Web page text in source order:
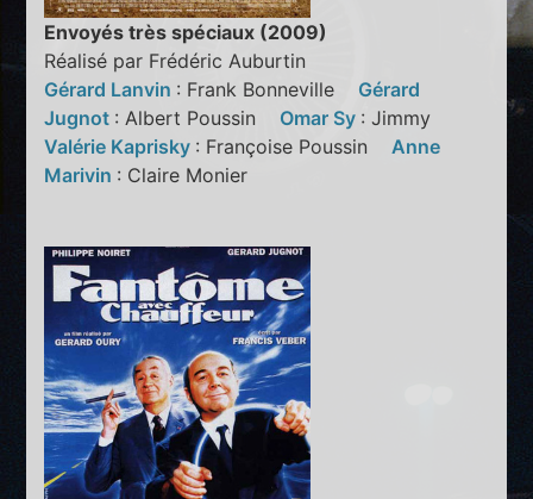
Envoyés très spéciaux (2009)
Réalisé par Frédéric Auburtin
Gérard Lanvin : Frank Bonneville Gérard
Jugnot : Albert Poussin Omar Sy : Jimmy
Valérie Kaprisky : Françoise PoussinAnne
Marivin : Claire Monier